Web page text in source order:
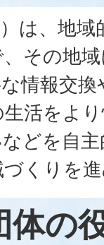
は、地
その地
情報交
活をよ
どを自
くりを
体の